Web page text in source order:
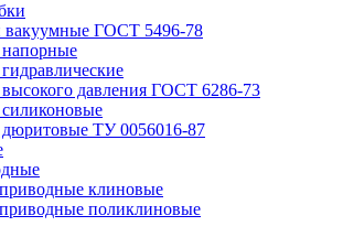
вакуумные ГОСТ 5496-78
напорные
высокого давления ГОСТ 6286-73
силиконовые
дюритовые ТУ 0056016-87
клиновые
поликлиновые